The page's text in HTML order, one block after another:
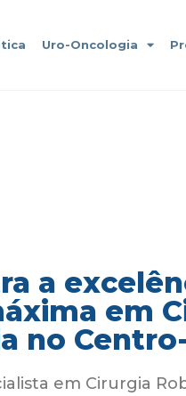
Uro-Oncologia
a
em
no
em Cirurgia